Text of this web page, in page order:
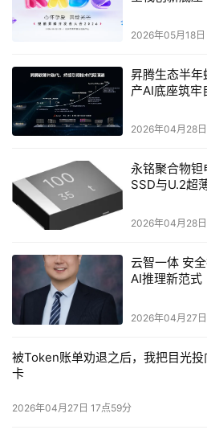
2026年05月18
昇腾生态半年
产AI底座筑牢
2026年04月28
永铭聚合物钽
SSD与U.2超
2026年04月28
云智一体 安
AI推理新范式
2026年04月27
被Token账单劝退之后，我把目光
卡
2026年04月27日 17点59分